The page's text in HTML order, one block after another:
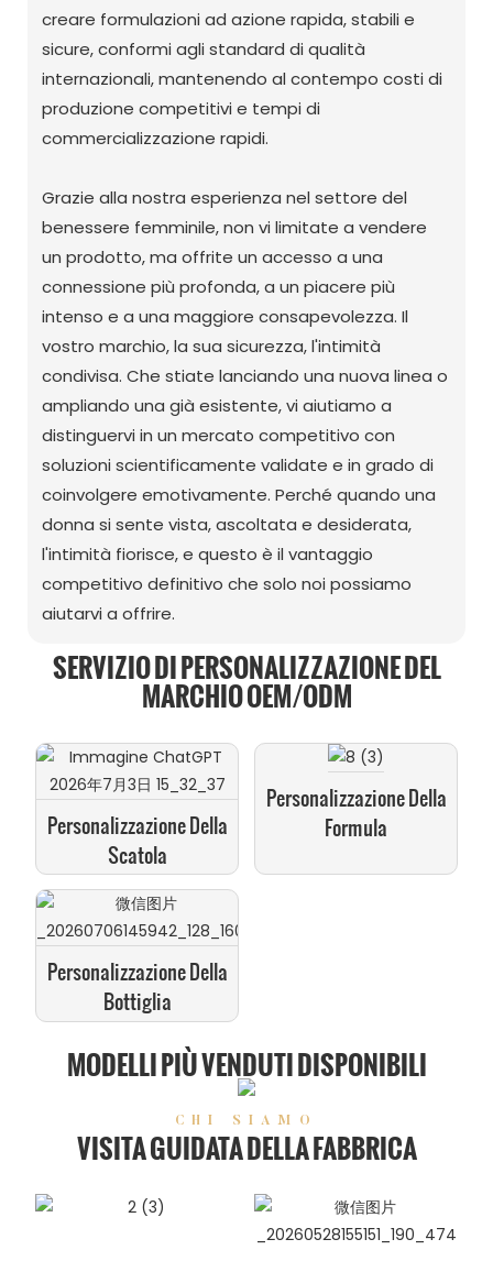
creare formulazioni ad azione rapida, stabili e
sicure, conformi agli standard di qualità
internazionali, mantenendo al contempo costi di
produzione competitivi e tempi di
commercializzazione rapidi.
Grazie alla nostra esperienza nel settore del
benessere femminile, non vi limitate a vendere
un prodotto, ma offrite un accesso a una
connessione più profonda, a un piacere più
intenso e a una maggiore consapevolezza. Il
vostro marchio, la sua sicurezza, l'intimità
condivisa. Che stiate lanciando una nuova linea o
ampliando una già esistente, vi aiutiamo a
distinguervi in ​​un mercato competitivo con
soluzioni scientificamente validate e in grado di
coinvolgere emotivamente. Perché quando una
donna si sente vista, ascoltata e desiderata,
l'intimità fiorisce, e questo è il vantaggio
competitivo definitivo che solo noi possiamo
aiutarvi a offrire.
SERVIZIO DI PERSONALIZZAZIONE DEL
MARCHIO OEM/ODM
Personalizzazione Della
Scatola
Personalizzazione Della
Formula
Personalizzazione Della
Bottiglia
MODELLI PIÙ VENDUTI DISPONIBILI
CHI SIAMO
VISITA GUIDATA DELLA FABBRICA